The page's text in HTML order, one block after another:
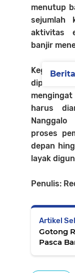
menutup
sejumlah
aktivitas
banjir
harus
proses
depan
layak
Penulis:
Artikel
Gotong
Pasca